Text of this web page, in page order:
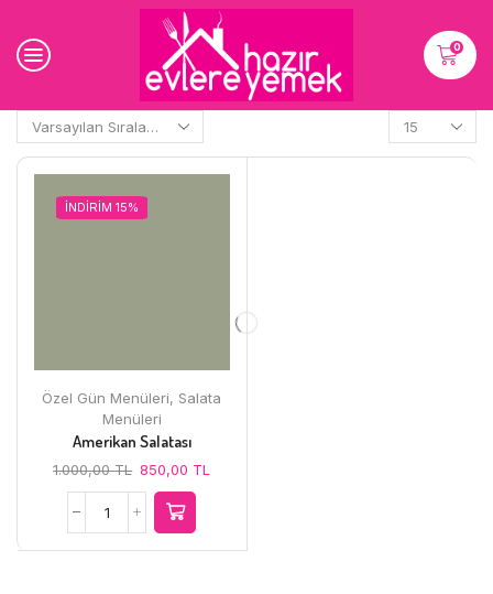
0
Sayfa
başına
ürünler
İNDİRİM 15%
Özel Gün Menüleri, Salata
Menüleri
Amerikan Salatası
1.000,00TL Orijinal
fiyat:
1.000,00 TL.
850,00 TL
Amerikan